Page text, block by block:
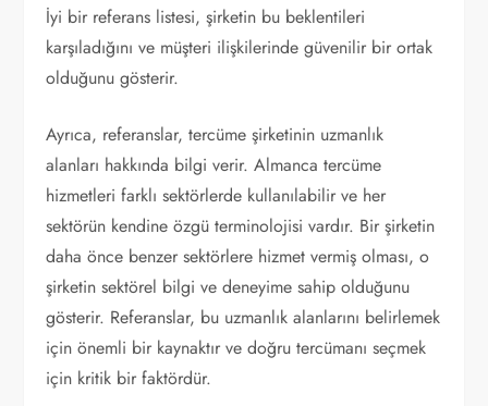
İyi bir referans listesi, şirketin bu beklentileri
karşıladığını ve müşteri ilişkilerinde güvenilir bir ortak
olduğunu gösterir.
Ayrıca, referanslar, tercüme şirketinin uzmanlık
alanları hakkında bilgi verir. Almanca tercüme
hizmetleri farklı sektörlerde kullanılabilir ve her
sektörün kendine özgü terminolojisi vardır. Bir şirketin
daha önce benzer sektörlere hizmet vermiş olması, o
şirketin sektörel bilgi ve deneyime sahip olduğunu
gösterir. Referanslar, bu uzmanlık alanlarını belirlemek
için önemli bir kaynaktır ve doğru tercümanı seçmek
için kritik bir faktördür.